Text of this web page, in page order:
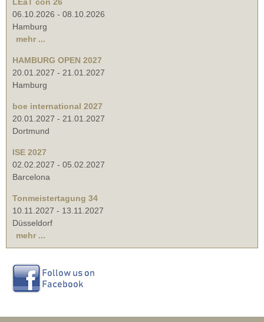
06.10.2026 - 08.10.2026
Hamburg
mehr ...
HAMBURG OPEN 2027
20.01.2027 - 21.01.2027
Hamburg
boe international 2027
20.01.2027 - 21.01.2027
Dortmund
ISE 2027
02.02.2027 - 05.02.2027
Barcelona
Tonmeistertagung 34
10.11.2027 - 13.11.2027
Düsseldorf
mehr ...